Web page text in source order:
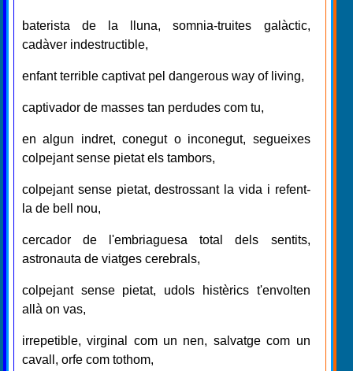
baterista de la lluna, somnia-truites galàctic,
cadàver indestructible,
enfant terrible captivat pel dangerous way of living,
captivador de masses tan perdudes com tu,
en algun indret, conegut o inconegut, segueixes
colpejant sense pietat els tambors,
colpejant sense pietat, destrossant la vida i refent-
la de bell nou,
cercador de l'embriaguesa total dels sentits,
astronauta de viatges cerebrals,
colpejant sense pietat, udols histèrics t'envolten
allà on vas,
irrepetible, virginal com un nen, salvatge com un
cavall, orfe com tothom,